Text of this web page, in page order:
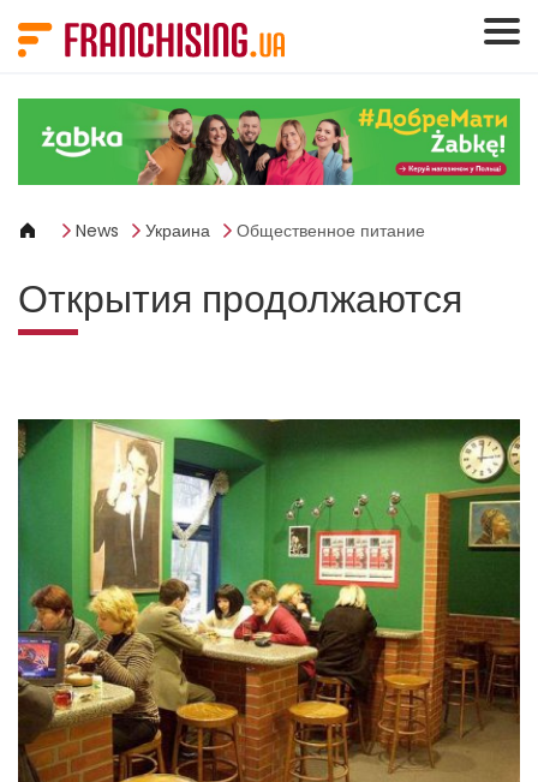
News Украина Общественное питание
Открытия продолжаются